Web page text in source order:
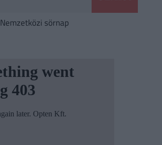
Nemzetközi sörnap